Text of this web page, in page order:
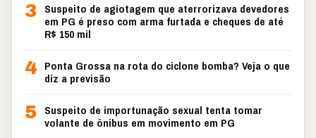
3 Suspeito de agiotagem que aterrorizava devedores
em PG é preso com arma furtada e cheques de até
R$ 150 mil
4 Ponta Grossa na rota do ciclone bomba? Veja o que
diz a previsão
5 Suspeito de importunação sexual tenta tomar
volante de ônibus em movimento em PG